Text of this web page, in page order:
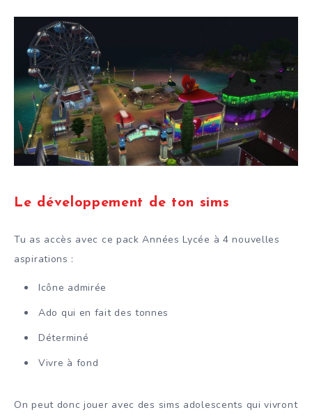
Le développement de ton sims
Tu as accès avec ce pack Années Lycée à 4 nouvelles
aspirations :
Icône admirée
Ado qui en fait des tonnes
Déterminé
Vivre à fond
On peut donc jouer avec des sims adolescents qui vivront